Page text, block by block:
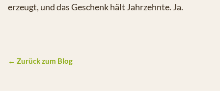
erzeugt, und das Geschenk hält Jahrzehnte. Ja.
← Zurück zum Blog